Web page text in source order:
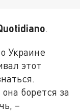
.
Украине
этот
борется за
–